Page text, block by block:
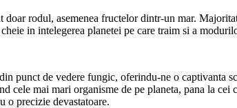
rodul, asemenea fructelor dintr-un mar.
in intelegerea planetei pe care traim si a
punct de vedere fungic, oferindu-ne o captivanta
mai mari organisme de pe planeta, pana la cei
o precizie devastatoare.